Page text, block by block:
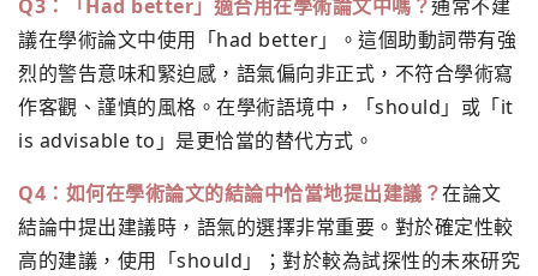
Q3：「Had better」適合用在學術論文中嗎？通常不建
議在學術論文中使用「had better」。這個助動詞帶有強
烈的警告意味和緊迫感，語氣偏向非正式，不符合學術寫
作客觀、謹慎的風格。在學術語境中，「should」或「it
is advisable to」是更恰當的替代方式。
Q4：如何在學術論文的結論中恰當地提出建議？在論文
結論中提出建議時，語氣的選擇非常重要。對於確定性較
高的建議，使用「should」；對於較為試探性的未來研究